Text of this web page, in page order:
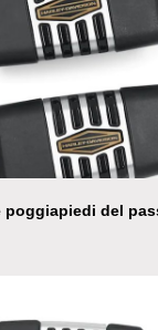
poggiapiedi del